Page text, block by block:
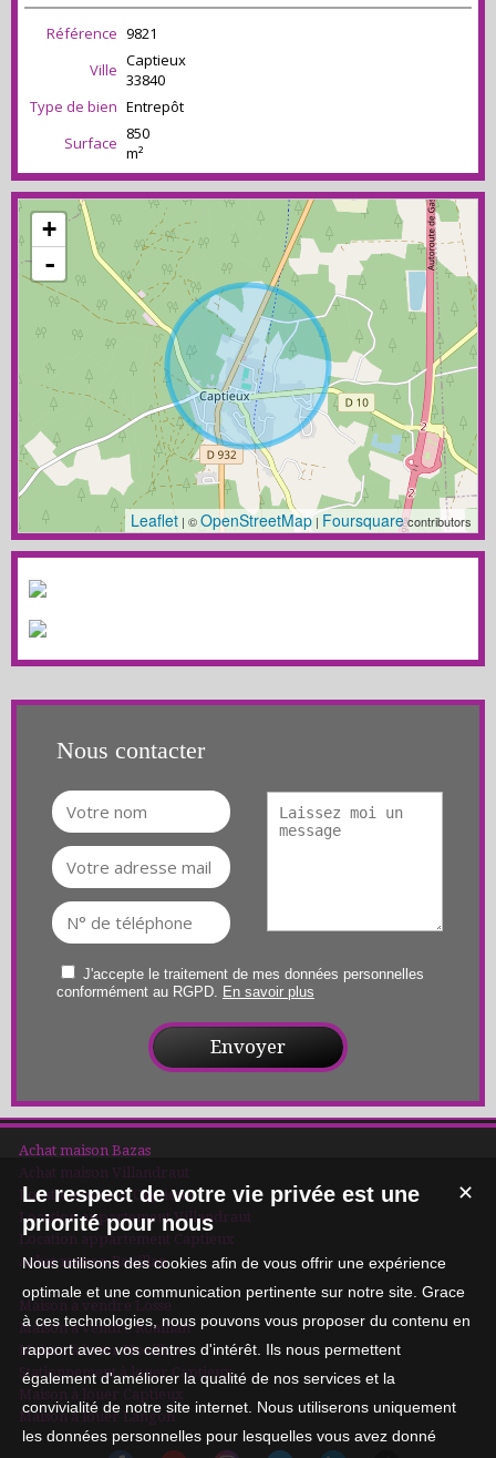
Référence 9821
Ville Captieux
33840
Type de bien Entrepôt
Surface 850
m²
+
-
Leaflet | ©OpenStreetMap| Foursquarecontributors
Nous contacter
J'accepte le traitement de mes données personnelles
conformément au RGPD. En savoir plus
Achat maison Bazas
Achat maison Villandraut
Location maison Captieux
Location appartement Villandraut
Location appartement Captieux
Achat maison Roaillan
Maison à vendre Losse
Maison à vendre Roaillan
Maison à louer Noaillan
Stationnement à louer Captieux
Maison à louer Captieux
Maison à louer Langon
✕
Le respect de votre vie privée est une
priorité pour nous
Nous utilisons des cookies afin de vous offrir une expérience
optimale et une communication pertinente sur notre site. Grace
à ces technologies, nous pouvons vous proposer du contenu en
rapport avec vos centres d'intérêt. Ils nous permettent
également d'améliorer la qualité de nos services et la
convivialité de notre site internet. Nous utiliserons uniquement
les données personnelles pour lesquelles vous avez donné